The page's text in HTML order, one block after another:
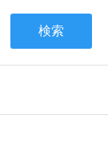
検索